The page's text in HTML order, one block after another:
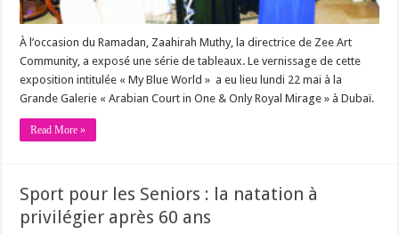
À l’occasion du Ramadan, Zaahirah Muthy, la directrice de Zee Art
Community, a exposé une série de tableaux. Le vernissage de cette
exposition intitulée « My Blue World » a eu lieu lundi 22 mai à la
Grande Galerie « Arabian Court in One & Only Royal Mirage » à Dubaï.
Read More »
Sport pour les Seniors : la natation à
privilégier après 60 ans